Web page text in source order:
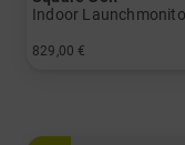
829,00 €